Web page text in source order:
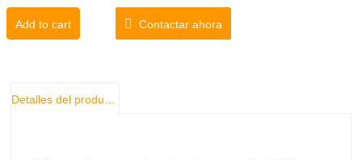
especificaciones de cada sección del intercambiador de
calor son diferentes, el aire caliente en el ventilador del
El secador de chapa de Shine tiene un ahorro de
Add to cart Contactar ahora
Detalles del producto